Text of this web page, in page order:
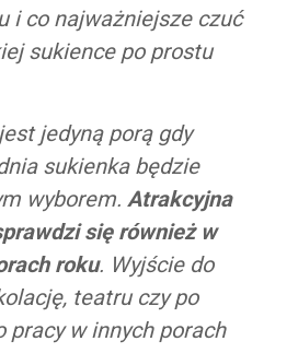
i co najważniejsze czuć
sukience po prostu
jedyną porą gdy
sukienka będzie
wyborem. Atrakcyjna
się również w
roku. Wyjście do
teatru czy po
pracy w innych porach